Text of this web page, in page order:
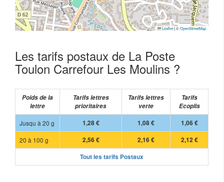
Leaflet|©OpenStreetMap
Les tarifs postaux de La Poste
Toulon Carrefour Les Moulins ?
Poids de la
lettre
Tarifs lettres
prioritaires
Tarifs lettres
verte
Tarifs
Ecoplis
Jusqu à 20 g
1,28 € 1,08 €
1,06 €
20 à 100 g
2,56 € 2,16 €
2,12 €
Tout les tarifs Postaux